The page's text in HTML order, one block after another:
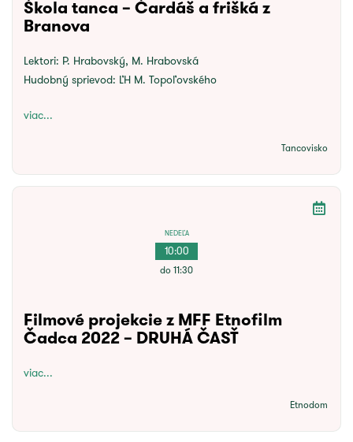
Škola tanca – Čardáš a frišká z
Branova
Lektori: P. Hrabovský, M. Hrabovská
Hudobný sprievod: ĽH M. Topoľovského
viac...
Tancovisko
NEDEĽA
10:00
do 11:30
Filmové projekcie z MFF Etnofilm
Čadca 2022 – DRUHÁ ČASŤ
viac...
Etnodom